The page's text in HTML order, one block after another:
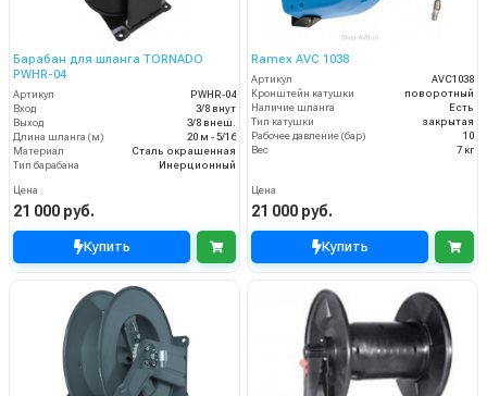
Барабан для шланга TORNADO
PWHR-04
Артикул
PWHR-04
Вход
3/8 внут
Выход
3/8 внеш.
Длина шланга (м)
20 м - 5/16
Материал
Сталь окрашенная
Тип барабана
Инерционный
Цена
21 000 руб.
Купить
Ramex AVC 1038
Артикул
AVC1038
Кронштейн катушки
поворотный
Наличие шланга
Есть
Тип катушки
закрытая
Рабочее давление (бар)
10
Вес
7 кг
Цена
21 000 руб.
Купить